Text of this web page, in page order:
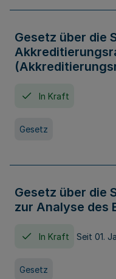
Gesetz über die
In Kraft
Gesetz
Gesetz über die
zur Analyse des
In Kraft Seit 01.
Gesetz